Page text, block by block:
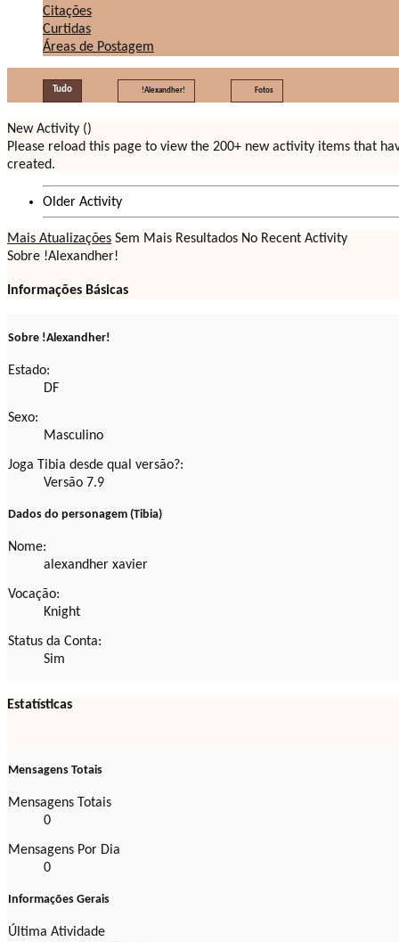
Citações
Curtidas
Áreas de Postagem
Tudo !Alexandher! Fotos
New Activity ()
Please reload this page to view the 200+ new activity items that
created.
Older Activity
Mais Atualizações Sem Mais Resultados No Recent Activity
Sobre !Alexandher!
Informações Básicas
Sobre !Alexandher!
Estado:
DF
Sexo:
Masculino
Joga Tibia desde qual versão?:
Versão 7.9
Dados do personagem (Tibia)
Nome:
alexandher xavier
Vocação:
Knight
Status da Conta:
Sim
Estatísticas
Mensagens Totais
Mensagens Totais
0
Mensagens Por Dia
0
Informações Gerais
Última Atividade